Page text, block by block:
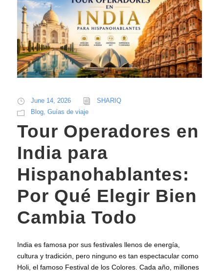
June 14, 2026
SHARIQ
Blog, Guías de viaje
Tour Operadores en
India para
Hispanohablantes:
Por Qué Elegir Bien
Cambia Todo
India es famosa por sus festivales llenos de energía,
cultura y tradición, pero ninguno es tan espectacular como
Holi, el famoso Festival de los Colores. Cada año, millones